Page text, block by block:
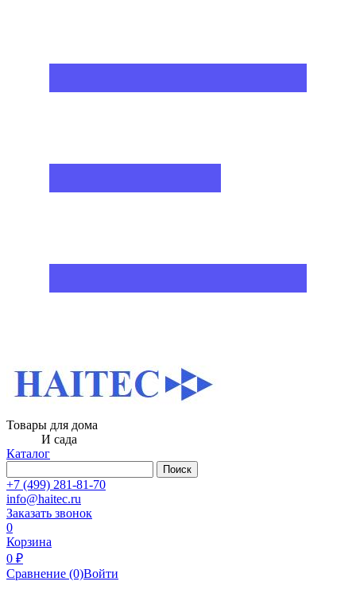
Товары для дома
И сада
Каталог
Поиск
+7 (499) 281-81-70
info@haitec.ru
Заказать звонок
0
Корзина
0 ₽
Сравнение (0)Войти